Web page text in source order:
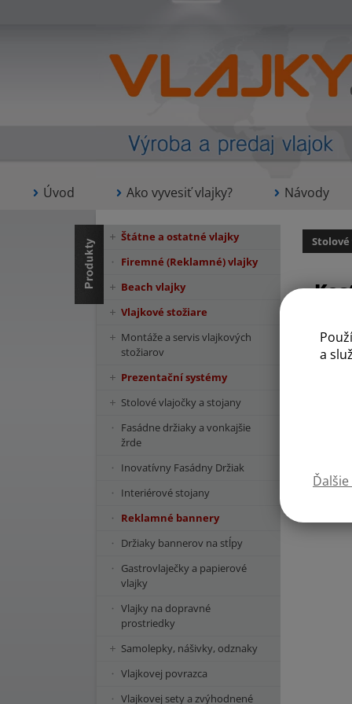
a
Úvod Ako vyvesiť vlajky? Návody
Štátne a ostatné vlajky
Firemné (Reklamné) vlajky
Beach vlajky
Vlajkové stožiare
Montáže a servis vlajkových
stožiarov
Prezentační systémy
Stolové vlajočky a stojany
Fasádne držiaky a vonkajšie
žrde
Inovatívny Fasádny Držiak
Interiérové stojany
Reklamné bannery
Držiaky bannerov na stĺpy
Gastrovlaječky a papierové
vlajky
Vlajky na dopravné
prostriedky
Samolepky, nášivky, odznaky
Vlajkovej povrazca
Vlajkovej sety a zvýhodnené